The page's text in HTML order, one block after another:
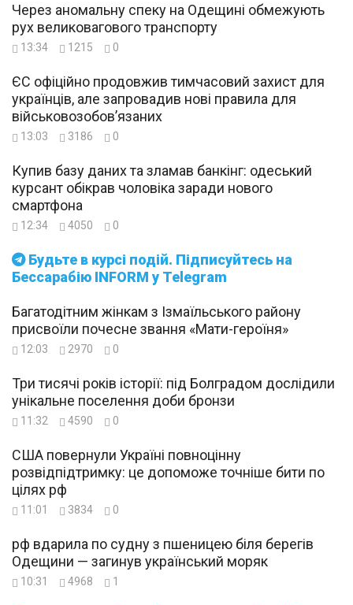
Будьте в курсі подій. Підписуйтесь на
Бессарабію INFORM у Telegram
Через аномальну спеку на Одещині обмежують
рух великовагового транспорту
13:34 1215 0
ЄС офіційно продовжив тимчасовий захист для
українців, але запровадив нові правила для
військовозобов’язаних
13:03 3186 0
Купив базу даних та зламав банкінг: одеський
курсант обікрав чоловіка заради нового
смартфона
12:34 4050 0
Багатодітним жінкам з Ізмаїльського району
присвоїли почесне звання «Мати-героїня»
12:03 2970 0
Три тисячі років історії: під Болградом дослідили
унікальне поселення доби бронзи
11:32 4590 0
США повернули Україні повноцінну
розвідпідтримку: це допоможе точніше бити по
цілях рф
11:01 3834 0
рф вдарила по судну з пшеницею біля берегів
Одещини — загинув український моряк
10:31 4968 1